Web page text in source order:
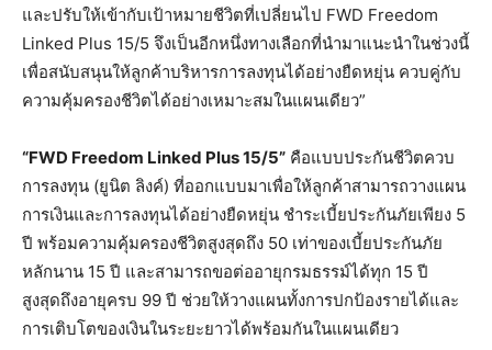
และปรับให้เข้ากับเป้าหมายชีวิตที่เปลี่ยนไป FWD Freedom
Linked Plus 15/5 จึงเป็นอีกหนึ่งทางเลือกที่นำมาแนะนำในช่วงนี้
เพื่อสนับสนุนให้ลูกค้าบริหารการลงทุนได้อย่างยืดหยุ่น ควบคู่กับ
ความคุ้มครองชีวิตได้อย่างเหมาะสมในแผนเดียว”
“FWD Freedom Linked Plus 15/5” คือแบบประกันชีวิตควบ
การลงทุน (ยูนิต ลิงค์) ที่ออกแบบมาเพื่อให้ลูกค้าสามารถวางแผน
การเงินและการลงทุนได้อย่างยืดหยุ่น ชำระเบี้ยประกันภัยเพียง 5
ปี พร้อมความคุ้มครองชีวิตสูงสุดถึง 50 เท่าของเบี้ยประกันภัย
หลักนาน 15 ปี และสามารถขอต่ออายุกรมธรรม์ได้ทุก 15 ปี
สูงสุดถึงอายุครบ 99 ปี ช่วยให้วางแผนทั้งการปกป้องรายได้และ
การเติบโตของเงินในระยะยาวได้พร้อมกันในแผนเดียว